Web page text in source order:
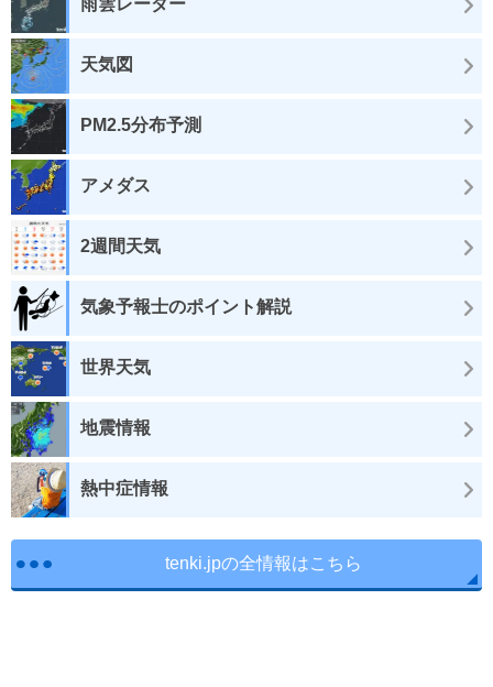
雨雲レーダー
天気図
PM2.5分布予測
アメダス
2週間天気
気象予報士のポイント解説
世界天気
地震情報
熱中症情報
tenki.jpの全情報はこちら